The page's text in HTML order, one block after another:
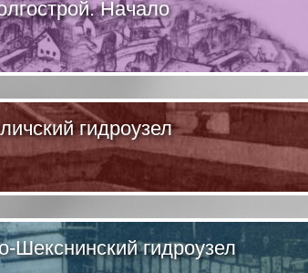
Начало
гидроузел
Шекснинский гидроузел